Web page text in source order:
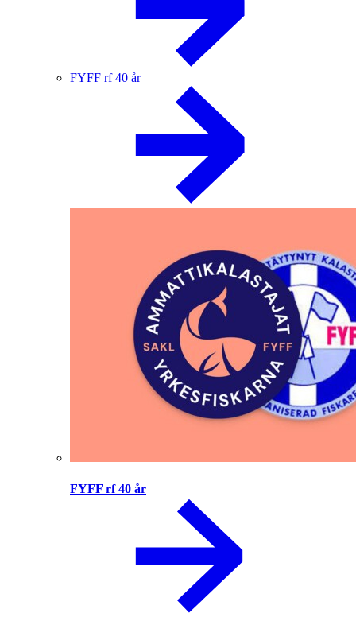
FYFF rf 40 år
FYFF rf 40 år